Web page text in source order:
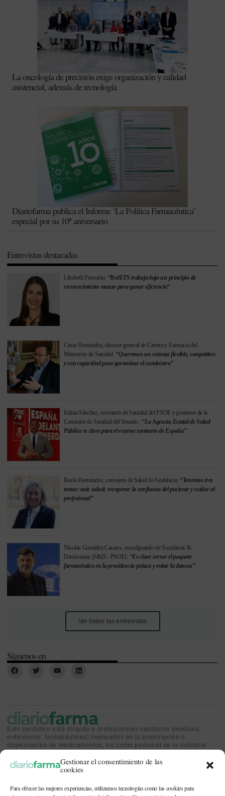
Gestionar el consentimiento de las
cookies
Para ofrecer las mejores experiencias, utilizamos tecnologías como las cookies para
La oncología de precisión exige organización y calidad
asistencial, además de tecnología
Diariofarma publica el Informe ‘La Política Farmacéutica’
especial por su 10º aniversario
Entrevistas destacadas
Lilisbeth Perestelo: “RedETS trabaja bajo un principio de
reconocimiento mutuo para ganar eficiencia”
César Hernández, director general de Cartera y Farmacia del
Ministerio de Sanidad: “Queremos un sistema flexible, competitivo
y con capacidad para garantizar el suministro”
Kilian Sánchez, secretario de Sanidad del PSOE y portavoz de la
Comisión de Sanidad del Senado.: “La Agencia Estatal de Salud
Pública es clave para el rearme sanitario de España”
Rocío Hernández, consejera de Salud de Andalucía: “Tenemos tres
metas: más salud; recuperar la confianza del paciente y cuidar al
profesional”
Nicolás González Casares, eurodiputado de Socialistas &
Demócratas (S&D - PSOE): “Es clave cerrar el paquete
farmacéutico en la presidencia polaca y evitar la danesa”
Ver todas las entrevistas
Síguenos en
Este periódico está dirigido a profesionales sanitarios (médicos,
enfermeros, farmacéuticos) implicados en la prescripción o
dispensación de medicamentos, así como personal de la industria
sanitaria.